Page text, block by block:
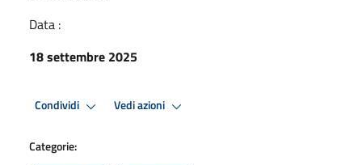
Data :
18 settembre 2025
Condividi Vedi azioni
Categorie: